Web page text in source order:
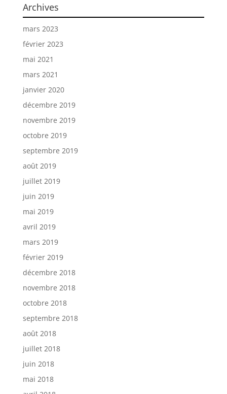
Archives
mars 2023
février 2023
mai 2021
mars 2021
janvier 2020
décembre 2019
novembre 2019
octobre 2019
septembre 2019
août 2019
juillet 2019
juin 2019
mai 2019
avril 2019
mars 2019
février 2019
décembre 2018
novembre 2018
octobre 2018
septembre 2018
août 2018
juillet 2018
juin 2018
mai 2018